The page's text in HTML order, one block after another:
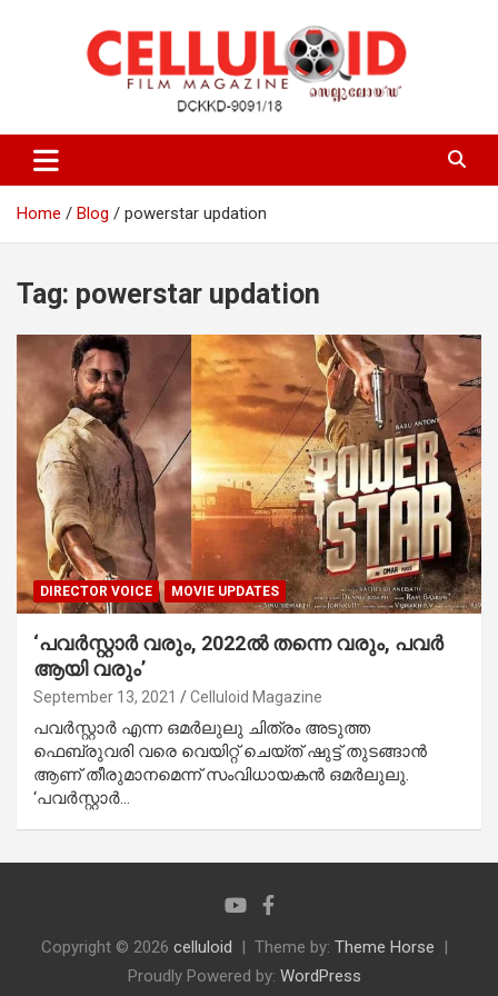
celluloid
Home Blog powerstar updation
Tag: powerstar updation
DIRECTOR VOICE MOVIE UPDATES
‘പവര്‍സ്റ്റാര്‍ വരും, 2022ല്‍ തന്നെ വരും, പവര്‍
ആയി വരും’
September 13, 2021 Celluloid Magazine
പവര്‍സ്റ്റാര്‍ എന്ന ഒമര്‍ലുലു ചിത്രം അടുത്ത
ഫെബ്രുവരി വരെ വെയിറ്റ് ചെയ്ത് ഷുട്ട് തുടങ്ങാന്‍
ആണ് തീരുമാനമെന്ന് സംവിധായകന്‍ ഒമര്‍ലുലു.
‘പവര്‍സ്റ്റാര്‍…
Copyright © 2026 celluloid Theme by: Theme Horse
Proudly Powered by: WordPress